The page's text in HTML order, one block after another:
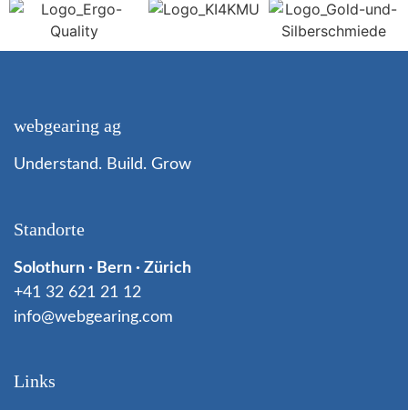
webgearing ag
Understand. Build. Grow
Standorte
Solothurn · Bern · Zürich
+41 32 621 21 12
info@webgearing.com
Links